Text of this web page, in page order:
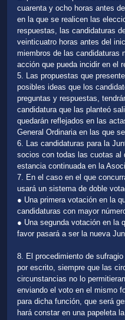
cuarenta y ocho horas antes
en la que se realicen las
respuestas, las candidaturas
veinticuatro horas antes del
miembros de las candidaturas
acción que pueda incidir en el
5. Las propuestas que
posibles ideas que los
preguntas y respuestas,
candidatura que las planteó
quedarán reflejados en las
General Ordinaria en las que
6. Las candidaturas para la
socios con todas las cuotas al
estancia continuada en la
7. En el caso en el que
usará un sistema de doble
● Una primera votación en la
candidaturas con mayor
● Una segunda votación en la
favor pasará a ser la nueva
8. El procedimiento de
por escrito, siempre que las
circunstancias no lo
enviando el voto en el mismo
para dicha función, que será
hará constar en una papeleta